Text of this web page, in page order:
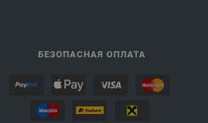
БЕЗОПАСНАЯ ОПЛАТА